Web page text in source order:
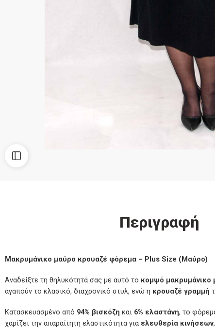
Περιγραφή
Μακρυμάνικο μαύρο κρουαζέ φόρεμα – Plus Size (Μαύρο)
Αναδείξτε τη θηλυκότητά σας με αυτό το κομψό μακρυμάνικο
αγαπούν το κλασικό, διαχρονικό στυλ, ενώ η κρουαζέ γραμμή
Κατασκευασμένο από 94% βισκόζη και 6% ελαστάνη, το
χαρίζει την απαραίτητη ελαστικότητα για ελευθερία κινήσεων